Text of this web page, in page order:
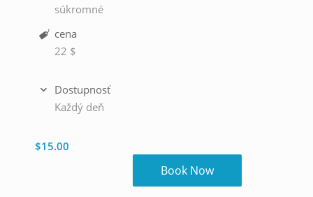
súkromné
cena
22 $
Dostupnosť
Každý deň
$15.00
Book Now